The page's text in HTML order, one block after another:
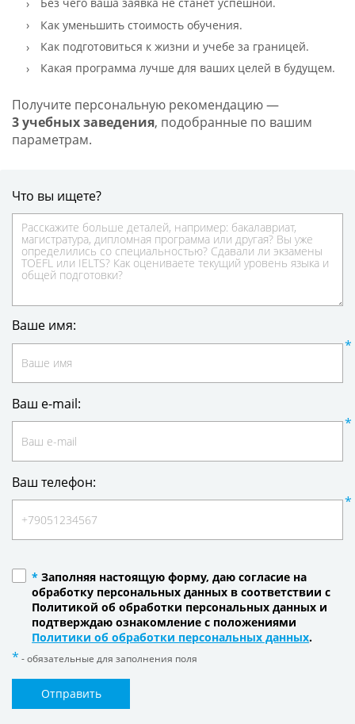
Как уменьшить стоимость обучения.
Как подготовиться к жизни и учебе за границей.
Какая программа лучше для ваших целей в будущем.
Получите персональную рекомендацию —
3 учебных заведения, подобранные по вашим
параметрам.
Что вы ищете?
Ваше имя:
Ваш e-mail:
Ваш телефон:
* Заполняя настоящую форму, даю согласие на
обработку персональных данных в соответствии с
Политикой об обработки персональных данных и
подтверждаю ознакомление с положениями
Политики об обработки персональных данных.
- обязательные для заполнения поля
Отправить